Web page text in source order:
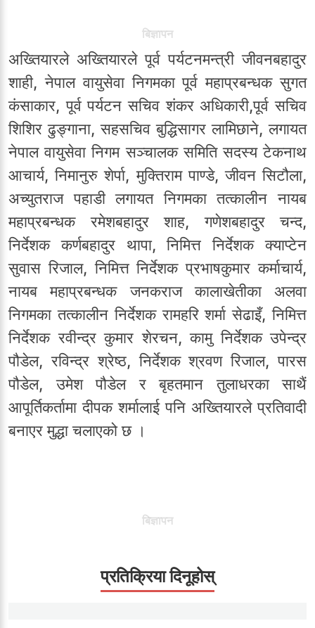
बिज्ञापन
अख्तियारले अख्तियारले पूर्व पर्यटनमन्त्री जीवनबहादुर
शाही, नेपाल वायुसेवा निगमका पूर्व महाप्रबन्धक सुगत
कंसाकार, पूर्व पर्यटन सचिव शंकर अधिकारी,पूर्व सचिव
शिशिर ढुङ्गाना, सहसचिव बुद्धिसागर लामिछाने, लगायत
नेपाल वायुसेवा निगम सञ्चालक समिति सदस्य टेकनाथ
आचार्य, निमानुरु शेर्पा, मुक्तिराम पाण्डे, जीवन सिटौला,
अच्युतराज पहाडी लगायत निगमका तत्कालीन नायब
महाप्रबन्धक रमेशबहादुर शाह, गणेशबहादुर चन्द,
निर्देशक कर्णबहादुर थापा, निमित्त निर्देशक क्याप्टेन
सुवास रिजाल, निमित्त निर्देशक प्रभाषकुमार कर्माचार्य,
नायब महाप्रबन्धक जनकराज कालाखेतीका अलवा
निगमका तत्कालीन निर्देशक रामहरि शर्मा सेढाइँ, निमित्त
निर्देशक रवीन्द्र कुमार शेरचन, कामु निर्देशक उपेन्द्र
पौडेल, रविन्द्र श्रेष्ठ, निर्देशक श्रवण रिजाल, पारस
पौडेल, उमेश पौडेल र बृहतमान तुलाधरका साथैं
आपूर्तिकर्तामा दीपक शर्मालाई पनि अख्तियारले प्रतिवादी
बनाएर मुद्धा चलाएको छ ।
बिज्ञापन
प्रतिक्रिया दिनूहोस्